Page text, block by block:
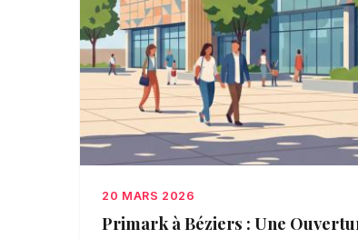
20 MARS 2026
Primark à Béziers : Une